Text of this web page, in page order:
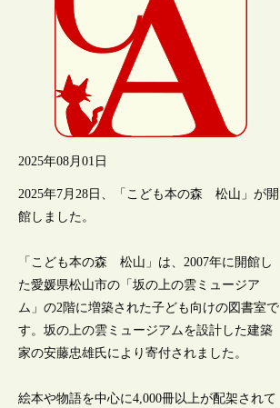
2025年08月01日
2025年7月28日、「こども本の森 松山」が開
館しました。
「こども本の森 松山」は、2007年に開館し
た愛媛県松山市の「坂の上の雲ミュージア
ム」の2階に増築された子ども向けの図書室で
す。坂の上の雲ミュージアムを設計した建築
家の安藤忠雄氏により寄付されました。
絵本や物語を中心に4,000冊以上が配架されて